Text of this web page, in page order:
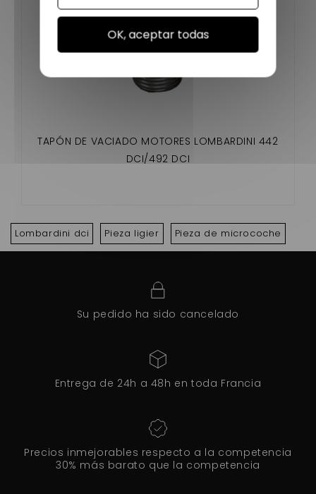
TAPÓN DE VACIADO MOTORES LOMBARDINI 442
DCI/492 DCI
Lombardini dci Pieza ligier Pieza de microcoche
Su pedido ha sido cancelado
Entrega de 24h a 48h en toda Francia
Precios inmejorables respecto a la competencia
30% más barato que la competencia
OK, aceptar todas